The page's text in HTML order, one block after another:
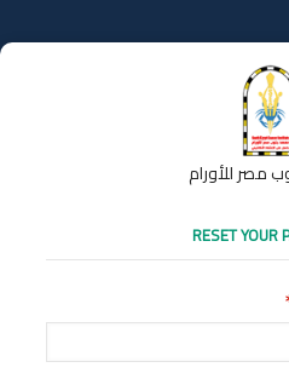
مصر للأورام
RESET YOUR